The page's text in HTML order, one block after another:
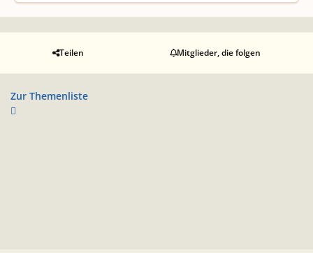
Teilen Mitglieder, die folgen
Zur Themenliste